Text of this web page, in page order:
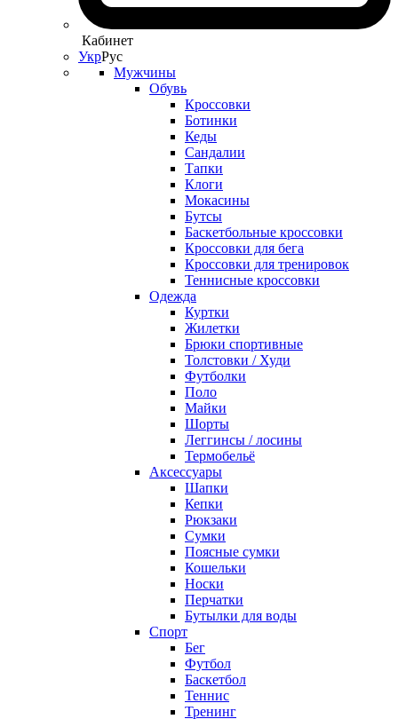
Кабинет
УкрРус
Мужчины
Обувь
Кроссовки
Ботинки
Кеды
Сандалии
Тапки
Клоги
Мокасины
Бутсы
Баскетбольные кроссовки
Кроссовки для бега
Кроссовки для тренировок
Теннисные кроссовки
Одежда
Куртки
Жилетки
Брюки спортивные
Толстовки / Худи
Футболки
Поло
Майки
Шорты
Леггинсы / лосины
Термобельё
Аксессуары
Шапки
Кепки
Рюкзаки
Сумки
Поясные сумки
Кошельки
Носки
Перчатки
Бутылки для воды
Спорт
Бег
Футбол
Баскетбол
Теннис
Тренинг